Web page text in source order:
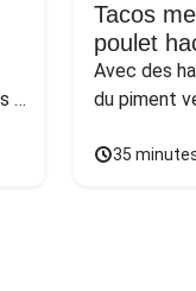
Tacos
poulet
Avec des
du piment
35